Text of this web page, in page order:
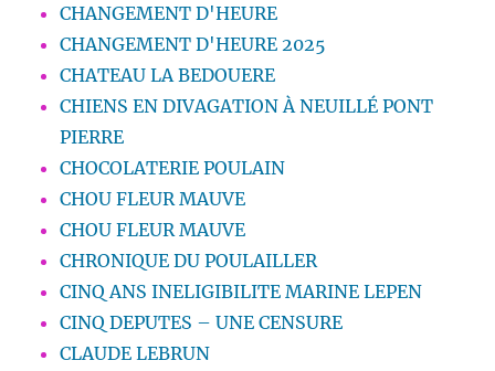
CHANGEMENT D'HEURE
CHANGEMENT D'HEURE 2025
CHATEAU LA BEDOUERE
CHIENS EN DIVAGATION À NEUILLÉ PONT
PIERRE
CHOCOLATERIE POULAIN
CHOU FLEUR MAUVE
CHOU FLEUR MAUVE
CHRONIQUE DU POULAILLER
CINQ ANS INELIGIBILITE MARINE LEPEN
CINQ DEPUTES – UNE CENSURE
CLAUDE LEBRUN